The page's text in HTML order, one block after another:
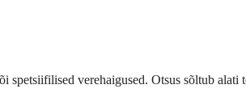
verehaigused. Otsus sõltub